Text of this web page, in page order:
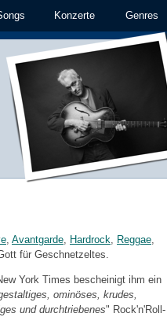
Konzerte Genres
, Avantgarde, Hardrock, Reggae,
für Geschnetzeltes.
York Times bescheinigt ihm ein
ominöses, krudes,
und durchtriebenes" Rock'n'Roll-